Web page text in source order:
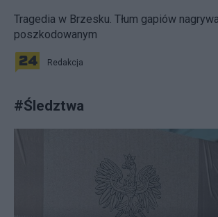
Tragedia w Brzesku. Tłum gapiów
poszkodowanym
Redakcja
#Śledztwa